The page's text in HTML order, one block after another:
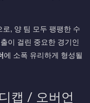
로, 양 팀 모두 팽팽한 수
이 걸린 중요한 경기인
에 소폭 유리하게 형성될
캡 / 오버언